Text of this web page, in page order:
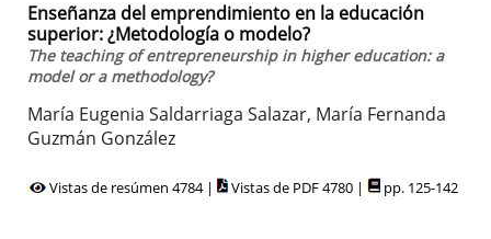
Enseñanza del emprendimiento en la educación
superior: ¿Metodología o modelo?
The teaching of entrepreneurship in higher education: a
model or a methodology?
María Eugenia Saldarriaga Salazar, María Fernanda
Guzmán González
Vistas de resúmen 4784 | Vistas de PDF 4780 | pp. 125-142